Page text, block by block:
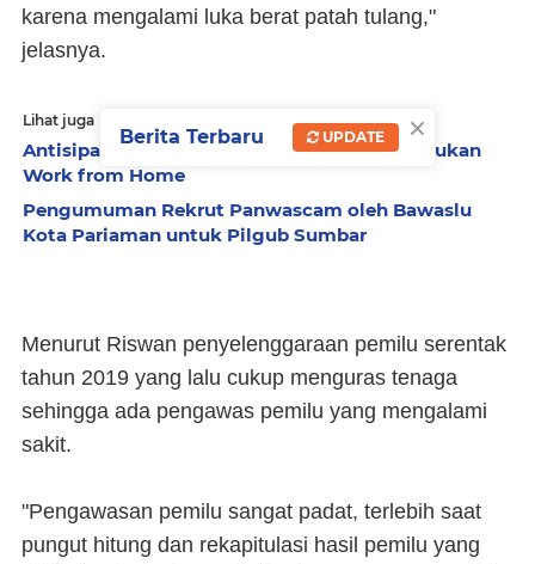
karena mengalami luka berat patah tulang,"
jelasnya.
Lihat juga
Antisipasi Corona, Bawaslu Pariaman Berlakukan
Work from Home
Pengumuman Rekrut Panwascam oleh Bawaslu
Kota Pariaman untuk Pilgub Sumbar
Menurut Riswan penyelenggaraan pemilu serentak
tahun 2019 yang lalu cukup menguras tenaga
sehingga ada pengawas pemilu yang mengalami
sakit.
"Pengawasan pemilu sangat padat, terlebih saat
pungut hitung dan rekapitulasi hasil pemilu yang
×
Berita Terbaru UPDATE